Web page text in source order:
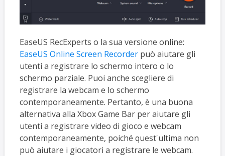
EaseUS RecExperts o la sua versione online:
EaseUS Online Screen Recorderpuò aiutare gli
utenti a registrare lo schermo intero o lo
schermo parziale. Puoi anche scegliere di
registrare la webcam e lo schermo
contemporaneamente. Pertanto, è una buona
alternativa alla Xbox Game Bar per aiutare gli
utenti a registrare video di gioco e webcam
contemporaneamente, poiché quest'ultima non
può aiutare i giocatori a registrare le webcam.